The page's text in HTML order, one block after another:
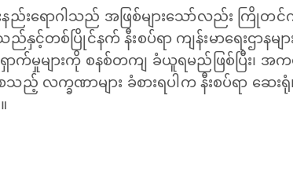
းရောဂါသည် အဖြစ်များသော်လည်း ကြိုတင်
တစ်ပြိုင်နက် နီးစပ်ရာ ကျန်းမာရေးဌာနမ
ာက်မှုများကို စနစ်တကျ ခံယူရမည်ဖြစ်ပြီး၊ အက
ည့် လက္ခဏာများ ခံစားရပါက နီးစပ်ရာ ဆေးရုံ၊